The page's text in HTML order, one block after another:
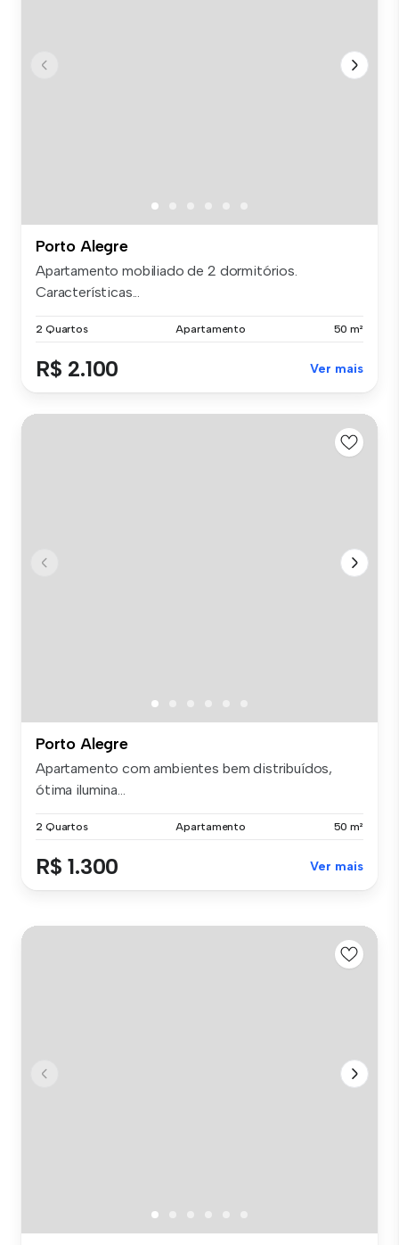
Porto Alegre
Apartamento mobiliado de 2 dormitórios.
Características...
2 Quartos Apartamento 50 m²
R$ 2.100 Ver mais
Porto Alegre
Apartamento com ambientes bem distribuídos,
ótima ilumina...
2 Quartos Apartamento 50 m²
R$ 1.300 Ver mais